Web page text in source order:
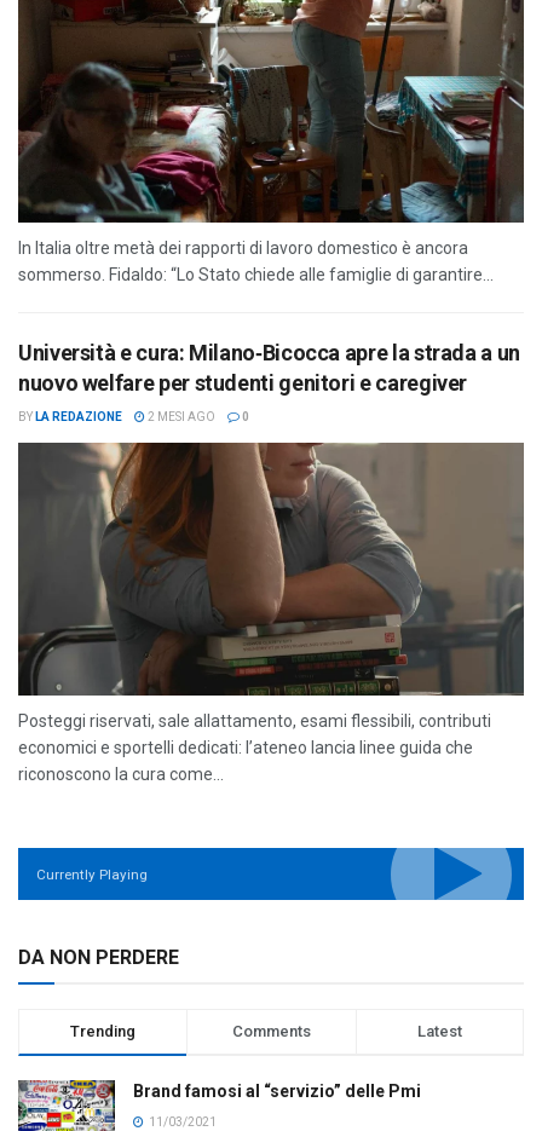
In Italia oltre metà dei rapporti di lavoro domestico è ancora
sommerso. Fidaldo: “Lo Stato chiede alle famiglie di garantire...
Università e cura: Milano‑Bicocca apre la strada a un
nuovo welfare per studenti genitori e caregiver
BY LA REDAZIONE 2 MESI AGO 0
Posteggi riservati, sale allattamento, esami flessibili, contributi
economici e sportelli dedicati: l’ateneo lancia linee guida che
riconoscono la cura come...
Currently Playing
DA NON PERDERE
Trending Comments Latest
Brand famosi al “servizio” delle Pmi
11/03/2021